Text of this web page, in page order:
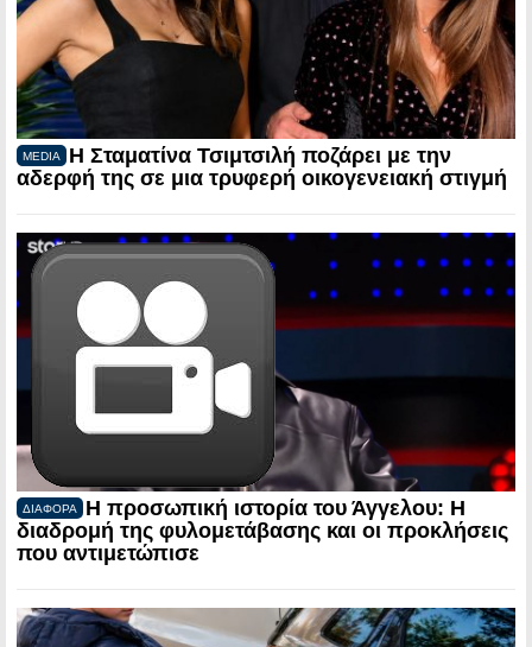
MEDIA
Η Σταματίνα Τσιμτσιλή ποζάρει με την
αδερφή της σε μια τρυφερή οικογενειακή στιγμή
ΔΙΑΦΟΡΑ
Η προσωπική ιστορία του Άγγελου: Η
διαδρομή της φυλομετάβασης και οι προκλήσεις
που αντιμετώπισε